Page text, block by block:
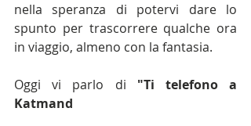
nella speranza di potervi dare lo
spunto per trascorrere qualche ora
in viaggio, almeno con la fantasia.
Oggi vi parlo di "Ti telefono a
Katmand